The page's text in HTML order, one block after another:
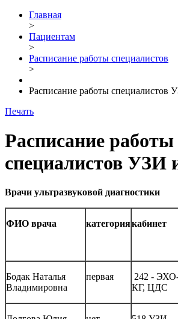
Главная
>
Пациентам
>
Расписание работы специалистов
>
Расписание работы специалистов
Печать
Расписание работы
специалистов УЗИ
Врачи ультразвуковой диагностики
ФИО врача категориякабинет
Бодак Наталья
Владимировна
первая
242 -
КГ, ЦДС